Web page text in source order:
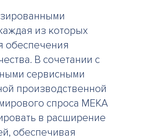
из которых
обеспечения
В сочетании с
сервисными
производственной
спроса MEKA
в расширение
обеспечивая